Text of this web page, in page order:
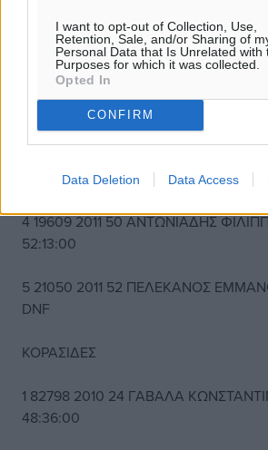
I want to opt-out of Collection, Use,
Retention, Sale, and/or Sharing of
Personal Data that Is Unrelated with
Purposes for which it was collected.
Opted In
CONFIRM
Data Deletion Data Access
1 19426 2010 51 ΓΙΑΛΛΟΥΣΗΣ
43:51:00
2 18996 2011 53 ΝΤΙΑΤΣΕΝΚΟ
47:53:00
4 19609 2011 50 ΑΝΤΩΝΙΑΔΗΣ
52:13:00
5 21050 2011 52 ΠΕΛΕΚΑΝΟΣ
DNF
ΚΟΡΑΣΙΔΕΣ
1 82798 2010 24 ΓΑΒΑΛΑ
48:36:00